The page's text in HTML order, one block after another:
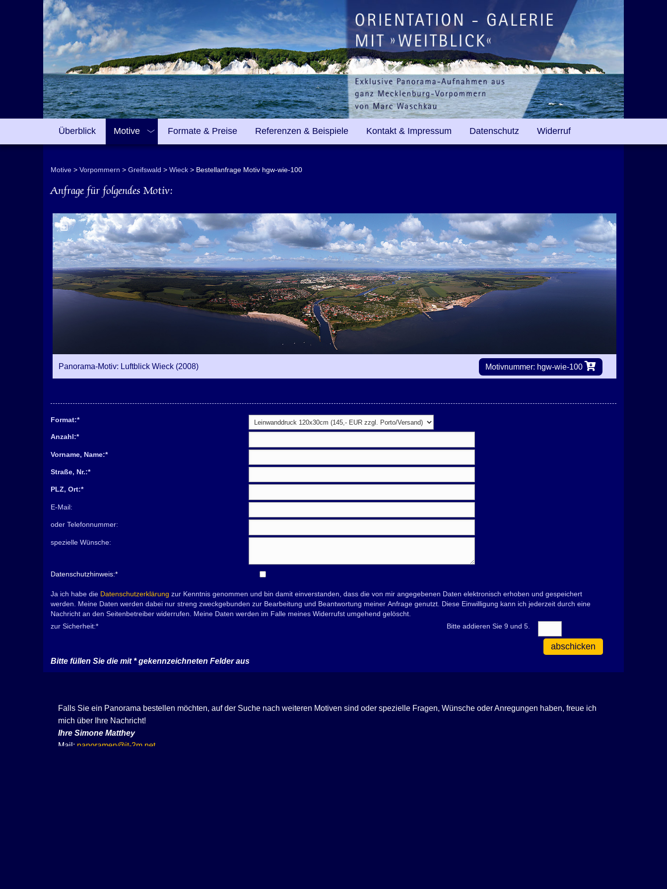
Überblick Motive Formate & Preise Referenzen & Beispiele Kontakt & Impressum Datenschutz Widerruf
Motive Vorpommern Greifswald Wieck Bestellanfrage Motiv hgw-wie-100
Anfrage für folgendes Motiv:
Panorama-Motiv: Luftblick Wieck (2008) Motivnummer: hgw-wie-100
Format:*
Anzahl:*
Vorname, Name:*
Straße, Nr.:*
PLZ, Ort:*
E-Mail:
oder Telefonnummer:
spezielle Wünsche:
Datenschutzhinweis:*
Ja ich habe die Datenschutzerklärung zur Kenntnis genommen und bin damit einverstanden, dass die von mir angegebenen Daten elektronisch erhoben und gespeichert
werden. Meine Daten werden dabei nur streng zweckgebunden zur Bearbeitung und Beantwortung meiner Anfrage genutzt. Diese Einwilligung kann ich jederzeit durch eine
Nachricht an den Seitenbetreiber widerrufen. Meine Daten werden im Falle meines Widerrufst umgehend gelöscht.
zur Sicherheit:* Bitte addieren Sie 9 und 5.
abschicken
Bitte füllen Sie die mit*gekennzeichneten Felder aus
Falls Sie ein Panorama bestellen möchten, auf der Suche nach weiteren Motiven sind oder spezielle Fragen, Wünsche oder Anregungen haben, freue ich
mich über Ihre Nachricht!
Ihre Simone Matthey
Mail: panoramen@it-2m.net